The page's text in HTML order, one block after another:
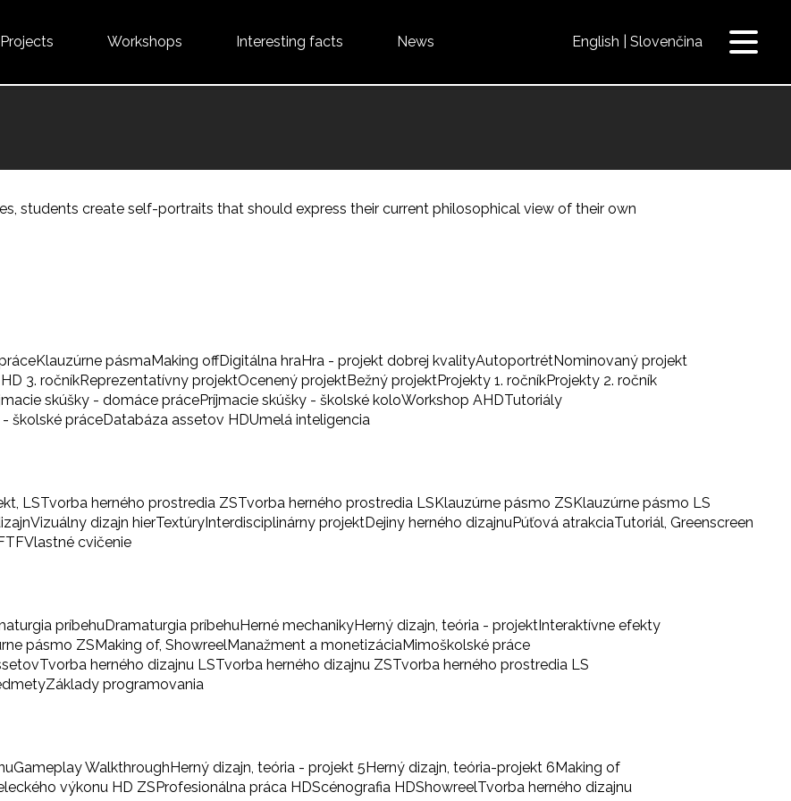
Projects Workshops Interesting facts News English Slovenčina
Toggle
students create self-portraits that should express their current philosophical view of their own
Klauzúrne pásmaMaking offDigitálna hraHra - projekt dobrej kvalityAutoportrétNominovaný projekt
3. ročníkReprezentatívny projektOcenený projektBežný projektProjekty 1. ročníkProjekty 2. ročník
skúšky - domáce prácePríjmacie skúšky - školské koloWorkshop AHDTutoriály
- školské práceDatabáza assetov HDUmelá inteligencia
LSTvorba herného prostredia ZSTvorba herného prostredia LSKlauzúrne pásmo ZSKlauzúrne pásmo LS
Vizuálny dizajn hierTextúryInterdisciplinárny projektDejiny herného dizajnuPúťová atrakciaTutoriál, Greenscreen
Vlastné cvičenie
príbehuDramaturgia príbehuHerné mechanikyHerný dizajn, teória - projektInteraktívne efekty
pásmo ZSMaking of, ShowreelManažment a monetizáciaMimoškolské práce
Tvorba herného dizajnu LSTvorba herného dizajnu ZSTvorba herného prostredia LS
Základy programovania
Gameplay WalkthroughHerný dizajn, teória - projekt 5Herný dizajn, teória-projekt 6Making of
výkonu HD ZSProfesionálna práca HDScénografia HDShowreelTvorba herného dizajnu